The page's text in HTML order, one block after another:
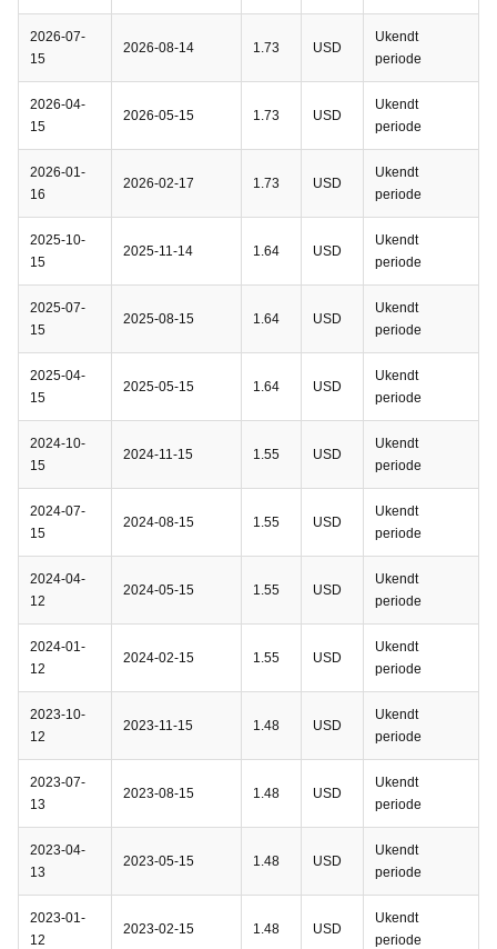
2026-07-
15
2026-08-14 1.73 USD
Ukendt
periode
2026-04-
15
2026-05-15 1.73 USD
Ukendt
periode
2026-01-
16
2026-02-17 1.73 USD
Ukendt
periode
2025-10-
15
2025-11-14 1.64 USD
Ukendt
periode
2025-07-
15
2025-08-15 1.64 USD
Ukendt
periode
2025-04-
15
2025-05-15 1.64 USD
Ukendt
periode
2024-10-
15
2024-11-15 1.55 USD
Ukendt
periode
2024-07-
15
2024-08-15 1.55 USD
Ukendt
periode
2024-04-
12
2024-05-15 1.55 USD
Ukendt
periode
2024-01-
12
2024-02-15 1.55 USD
Ukendt
periode
2023-10-
12
2023-11-15 1.48 USD
Ukendt
periode
2023-07-
13
2023-08-15 1.48 USD
Ukendt
periode
2023-04-
13
2023-05-15 1.48 USD
Ukendt
periode
2023-01-
12
2023-02-15 1.48 USD
Ukendt
periode